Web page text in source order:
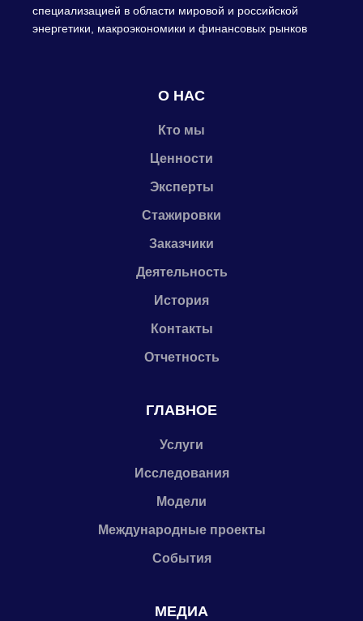
специализацией в области мировой и российской
энергетики, макроэкономики и финансовых рынков
О НАС
Кто мы
Ценности
Эксперты
Стажировки
Заказчики
Деятельность
История
Контакты
Отчетность
ГЛАВНОЕ
Услуги
Исследования
Модели
Международные проекты
События
МЕДИА